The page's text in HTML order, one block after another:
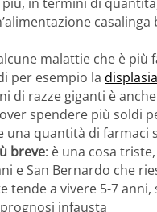
malattie che è più
per esempio la
di razze giganti è
spendere più soldi
una quantità di farmaci
breve: è una cosa
e San Bernardo che
tende a vivere 5-7
infausta